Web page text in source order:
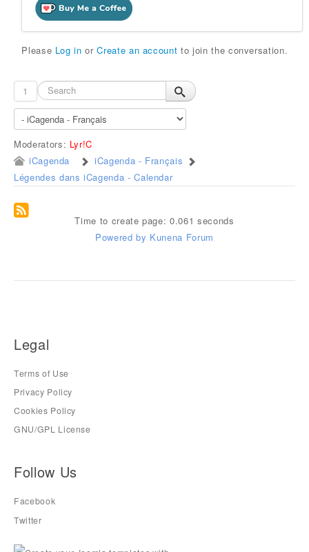
Please Log in orCreate an account to join the conversation.
1
Moderators: Lyr!C
iCagenda
iCagenda - Français
Légendes dans iCagenda - Calendar
Time to create page: 0.061 seconds
Powered by Kunena Forum
Legal
Terms of Use
Privacy Policy
Cookies Policy
GNU/GPL License
Follow Us
Facebook
Twitter